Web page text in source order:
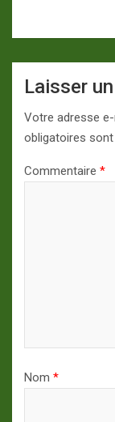
Laisser
Votre adresse
obligatoires
Commentaire *
Nom *